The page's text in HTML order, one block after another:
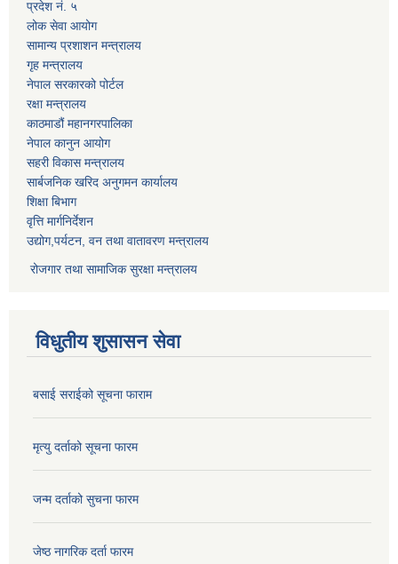
प्रदेश नं. ५
लोक सेवा आयोग
सामान्य प्रशाशन मन्त्रालय
गृह मन्त्रालय
नेपाल सरकारको पोर्टल
रक्षा मन्त्रालय
काठमाडौं महानगरपालिका
नेपाल कानुन आयोग
सहरी विकास मन्त्रालय
सार्बजनिक खरिद अनुगमन कार्यालय
शिक्षा बिभाग
वृत्ति मार्गनिर्देशन
उद्योग,पर्यटन, वन तथा वातावरण मन्त्रालय
रोजगार तथा सामाजिक सुरक्षा मन्त्रालय
विधुतीय शुसासन सेवा
बसाई सराईको सूचना फाराम
मृत्यु दर्ताको सूचना फारम
जन्म दर्ताको सुचना फारम
जेष्ठ नागरिक दर्ता फारम